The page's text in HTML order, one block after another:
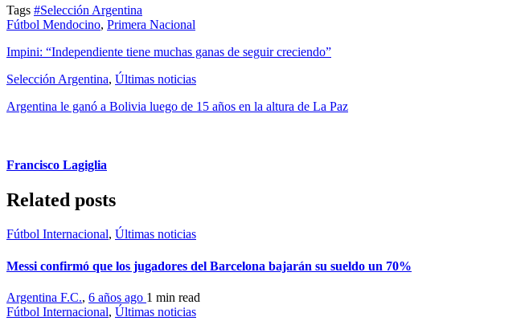
Tags #Selección Argentina
Fútbol Mendocino, Primera Nacional
Impini: “Independiente tiene muchas ganas de seguir creciendo”
Selección Argentina, Últimas noticias
Argentina le ganó a Bolivia luego de 15 años en la altura de La Paz
Francisco Lagiglia
Related posts
Fútbol Internacional, Últimas noticias
Messi confirmó que los jugadores del Barcelona bajarán su sueldo un 70%
Argentina F.C., 6 años ago 1 min read
Fútbol Internacional, Últimas noticias